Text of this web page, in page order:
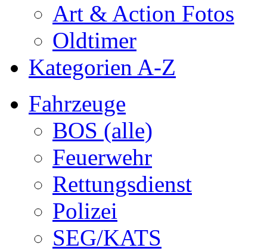
Art & Action Fotos
Oldtimer
Kategorien A-Z
Fahrzeuge
BOS (alle)
Feuerwehr
Rettungsdienst
Polizei
SEG/KATS